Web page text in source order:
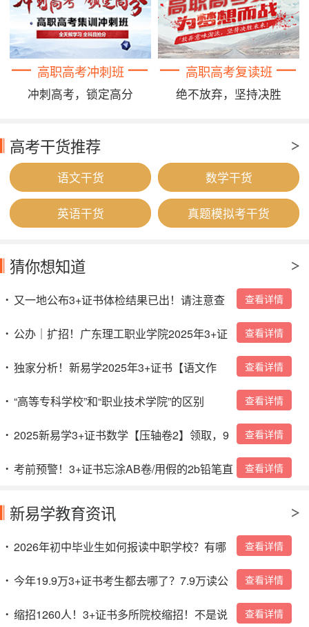
高职高考冲刺班
冲刺高考，锁定高分
高职高考复读班
绝不放弃，坚持决胜
高考干货推荐
语文干货 数学干货
英语干货 真题模拟考干货
猜你想知道
• 又一地公布3+证书体检结果已出！请注意查
询！
查看详情
• 公办｜扩招！广东理工职业学院2025年3+证
书招生计划
查看详情
• 独家分析！新易学2025年3+证书【语文作
文】预测！看完作文不得50分+？
查看详情
• “高等专科学校”和“职业技术学院”的区别 查看详情
• 2025新易学3+证书数学【压轴卷2】领取，9
号晚上19：30开讲！
查看详情
• 考前预警！3+证书忘涂AB卷/用假的2b铅笔直
接0分？
查看详情
新易学教育资讯
• 2026年初中毕业生如何报读中职学校？有哪
些入读方式？
查看详情
• 今年19.9万3+证书考生都去哪了？7.9万读公
办，4.4万读民办，超7万人陪跑成“炮灰”！！
查看详情
• 缩招1260人！3+证书多所院校缩招！不是说 查看详情